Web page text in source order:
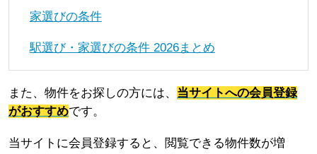
家選びの条件
駅選び・家選びの条件 2026まとめ
また、物件をお探しの方には、 当サイトへの会員登録
がおすすめです。
当サイトに会員登録すると、閲覧できる物件数が増